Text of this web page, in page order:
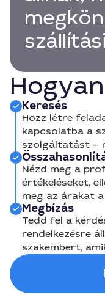
Keresés
Hozz létre
kapcsolatba a
szolgáltatást –
Nézd meg a
értékeléseket,
meg az árakat
Megbízás
Tedd fel a
rendelkezésre
szakembert,